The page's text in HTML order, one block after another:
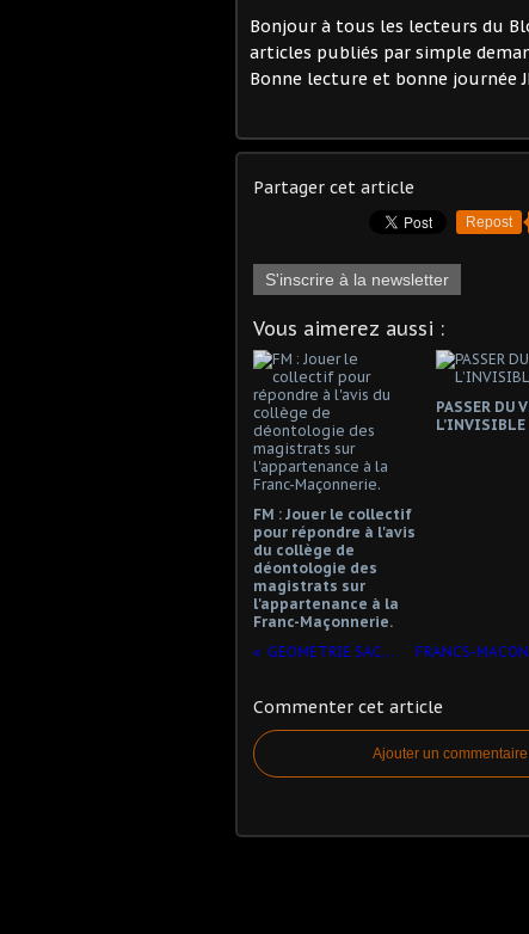
Bonjour à tous les lecteurs du
articles publiés par simple
Bonne lecture et bonne journée
Partager cet article
Repost
S'inscrire à la newsletter
Vous aimerez aussi :
FM : Jouer le collectif
pour répondre à l'avis
du collège de
déontologie des
magistrats sur
l'appartenance à la
Franc-Maçonnerie.
PASSER DU
L’INVISIBLE
GEOMETRIE SACREE
Commenter cet article
Ajouter un commentaire